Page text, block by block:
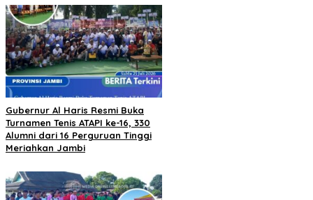
Gubernur Al Haris Resmi Buka
Turnamen Tenis ATAPI ke-16, 330
Alumni dari 16 Perguruan Tinggi
Meriahkan Jambi